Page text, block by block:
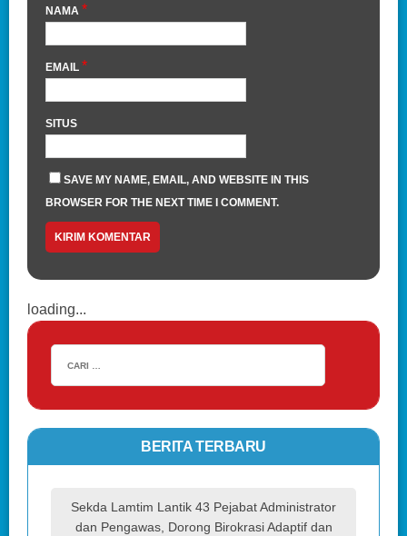
NAMA *
EMAIL *
SITUS
SAVE MY NAME, EMAIL, AND WEBSITE IN THIS
BROWSER FOR THE NEXT TIME I COMMENT.
loading...
BERITA TERBARU
Sekda Lamtim Lantik 43 Pejabat Administrator
dan Pengawas, Dorong Birokrasi Adaptif dan